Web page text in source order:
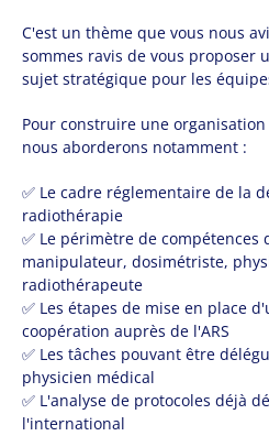
C'est un thème que vous nous
sommes ravis de vous proposer
sujet stratégique pour les
Pour construire une
nous aborderons notamment :
✅ Le cadre réglementaire de la
radiothérapie
✅ Le périmètre de compétences
manipulateur, dosimétriste,
radiothérapeute
✅ Les étapes de mise en place
coopération auprès de l'ARS
✅ Les tâches pouvant être
physicien médical
✅ L'analyse de protocoles déjà
l'international